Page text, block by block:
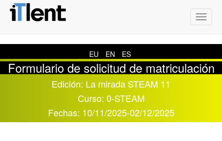
Menú
de
EU
EN ES
Formulario de solicitud de matriculación
Edición: La mirada STEAM 11
Curso: 0-STEAM
Fechas: 10/11/2025-02/12/2025